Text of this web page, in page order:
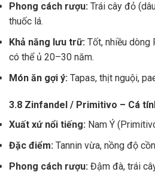
Phong cách rượu: Trái cây đỏ
thuốc lá.
Khả năng lưu trữ: Tốt, nhiều dòng
có thể ủ 20–30 năm.
Món ăn gợi ý: Tapas, thịt nguội,
3.8 Zinfandel / Primitivo – Cá
Xuất xứ nổi tiếng: Nam Ý
Đặc điểm: Tannin vừa, nồng độ
Phong cách rượu: Đậm đà, trái